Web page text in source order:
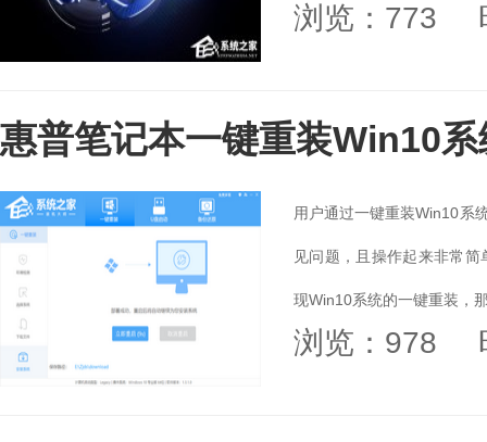
模式介绍。...
浏览：773
惠普笔记本一键重装Win10
用户通过一键重装Win10系
见问题，且操作起来非常
现Win10系统的一键重装，
键重装Win10系统，...
浏览：978